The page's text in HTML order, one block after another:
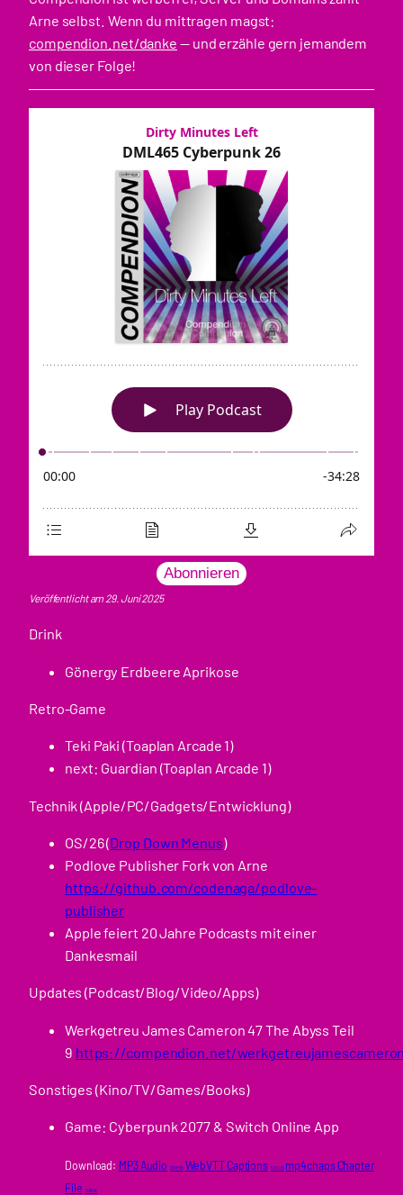
Arne selbst. Wenn du mittragen magst:
compendion.net/danke — und erzähle gern jemandem
von dieser Folge!
Abonnieren
Veröffentlicht am 29. Juni 2025
Drink
Gönergy Erdbeere Aprikose
Retro-Game
Teki Paki (Toaplan Arcade 1)
next: Guardian (Toaplan Arcade 1)
Technik (Apple/PC/Gadgets/Entwicklung)
OS/26 (Drop Down Menus)
Podlove Publisher Fork von Arne
https://github.com/codenaga/podlove-
publisher
Apple feiert 20 Jahre Podcasts mit einer
Dankesmail
Updates (Podcast/Blog/Video/Apps)
Werkgetreu James Cameron 47 The Abyss Teil
9 https://compendion.net/
Sonstiges (Kino/TV/Games/Books)
Game: Cyberpunk 2077 & Switch Online App
Download: MP3 Audio 28 MB WebVTT Captions 53 KB mp4chaps Chapter
File 545 B